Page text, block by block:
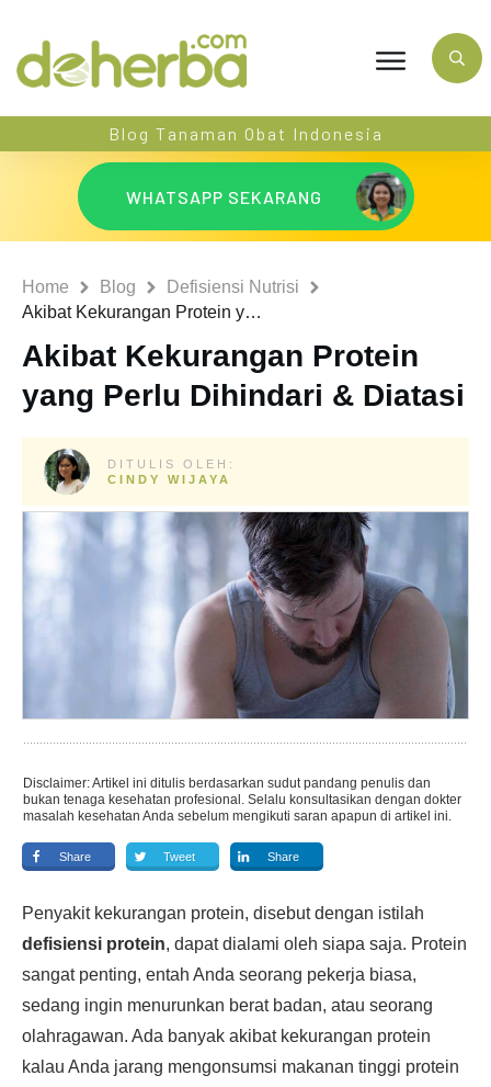
Blog Tanaman Obat Indonesia
WHATSAPP SEKARANG
Home Blog
Defisiensi Nutrisi
Akibat Kekurangan Protein yang Perlu Dihindari & Diatasi
Akibat Kekurangan Protein
yang Perlu Dihindari & Diatasi
DITULIS OLEH:
CINDY WIJAYA
Disclaimer: Artikel ini ditulis berdasarkan sudut pandang penulis dan
bukan tenaga kesehatan profesional. Selalu konsultasikan dengan dokter
masalah kesehatan Anda sebelum mengikuti saran apapun di artikel ini.
Share Tweet Share
Penyakit kekurangan protein, disebut dengan istilah
defisiensi protein, dapat dialami oleh siapa saja. Protein
sangat penting, entah Anda seorang pekerja biasa,
sedang ingin menurunkan berat badan, atau seorang
olahragawan. Ada banyak akibat kekurangan protein
kalau Anda jarang mengonsumsi makanan tinggi protein